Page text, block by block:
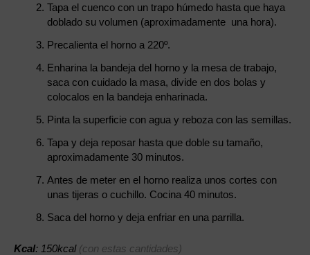
Tapa el cuenco con un trapo húmedo hasta que haya
doblado su volumen (aproximadamente una hora).
Precalienta el horno a 220º.
Enharina la bandeja del horno y la mesa de trabajo,
saca con cuidado la masa, divide en dos bolas y
colocalos en la bandeja enharinada.
Pinta la superficie con agua y reboza con las semillas.
Tapa y deja reposar hasta que doble su tamaño,
aproximadamente 30 minutos.
Antes de meter en el horno realiza unos cortes con
unas tijeras o cuchillo. Cocina 40 minutos.
Saca del horno y deja enfriar en una parrilla.
Kcal: 150kcal (con estas cantidades)